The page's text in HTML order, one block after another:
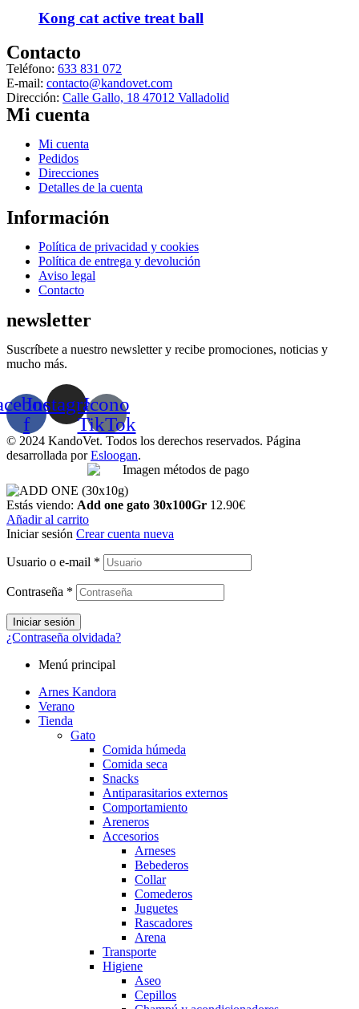
página
Kong cat active treat ball
Contacto
Teléfono: 633 831 072
E-mail: contacto@kandovet.com
Dirección: Calle Gallo, 18 47012 Valladolid
Mi cuenta
Menú
Mi cuenta
Pedidos
Direcciones
Detalles de la cuenta
Información
Menú
Política de privacidad y cookies
Política de entrega y devolución
Aviso legal
Contacto
newsletter
Suscríbete a nuestro newsletter y recibe promociones, noticias y
mucho más.
f
InstagramIcono
TikTok
© 2024 KandoVet. Todos los derechos reservados. Página
desarrollada porEsloogan.
Estás viendo: Add one gato 30x100Gr 12.90€
Añadir al carrito
Iniciar sesión Crear cuenta nueva
Usuario o e-mail *
Contraseña *
Iniciar sesión
¿Contraseña olvidada?
Menú principal
Arnes Kandora
Verano
Tienda
Gato
Comida húmeda
Comida seca
Snacks
Antiparasitarios externos
Comportamiento
Areneros
Accesorios
Arneses
Bebederos
Collar
Comederos
Juguetes
Rascadores
Arena
Transporte
Higiene
Aseo
Cepillos